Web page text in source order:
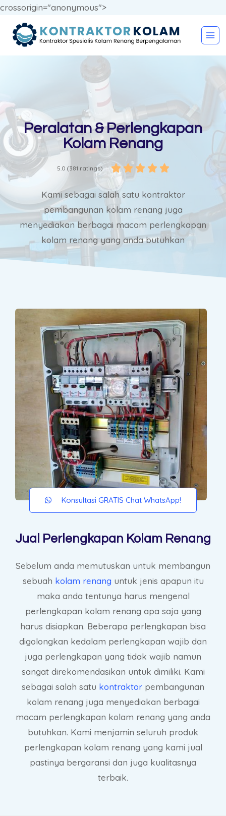
crossorigin="anonymous">
Peralatan & Perlengkapan
Kolam Renang
5.0 (381 ratings)     
Kami sebagai salah satu kontraktor
pembangunan kolam renang juga
menyediakan berbagai macam perlengkapan
kolam renang yang anda butuhkan
Konsultasi GRATIS Chat WhatsApp!
Jual Perlengkapan Kolam Renang
Sebelum anda memutuskan untuk membangun
sebuah kolam renang untuk jenis apapun itu
maka anda tentunya harus mengenal
perlengkapan kolam renang apa saja yang
harus disiapkan. Beberapa perlengkapan bisa
digolongkan kedalam perlengkapan wajib dan
juga perlengkapan yang tidak wajib namun
sangat direkomendasikan untuk dimiliki. Kami
sebagai salah satu kontraktor pembangunan
kolam renang juga menyediakan berbagai
macam perlengkapan kolam renang yang anda
butuhkan. Kami menjamin seluruh produk
perlengkapan kolam renang yang kami jual
pastinya bergaransi dan juga kualitasnya
terbaik.